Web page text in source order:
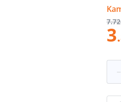
7
3
−